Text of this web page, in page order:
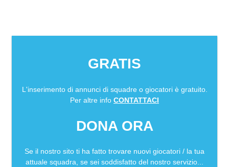
GRATIS
L'inserimento di annunci di squadre o giocatori è gratuito.
Per altre info CONTATTACI
DONA ORA
Se il nostro sito ti ha fatto trovare nuovi giocatori / la tua
attuale squadra, se sei soddisfatto del nostro servizio...